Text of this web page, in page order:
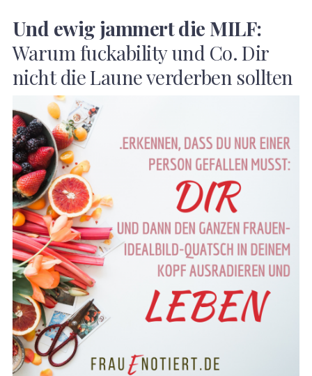
Und ewig jammert die MILF:
Warum fuckability und Co. Dir
nicht die Laune verderben sollten